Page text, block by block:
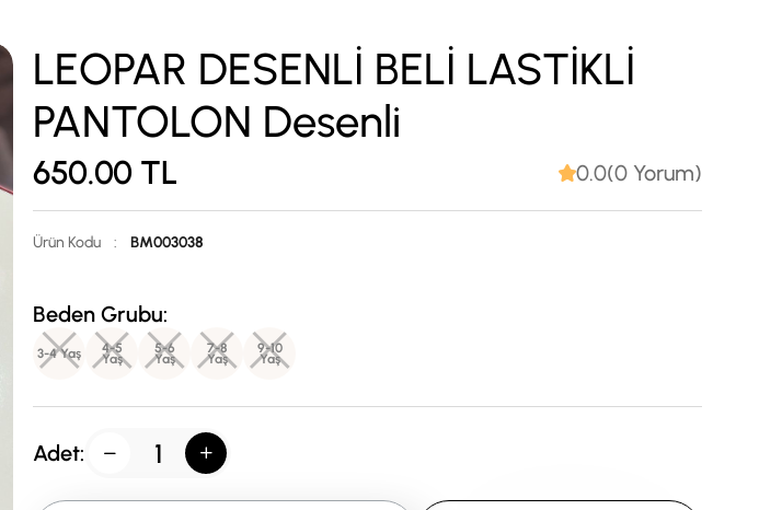
LEOPAR DESENLİ BELİ LASTİKLİ
PANTOLON Desenli
650.00 TL 0.0(0 Yorum)
Ürün Kodu : BM003038
Beden Grubu:
3-4 Yaş 4-5
Yaş
5-6
Yaş
7-8
Yaş
9-10
Yaş
Adet: